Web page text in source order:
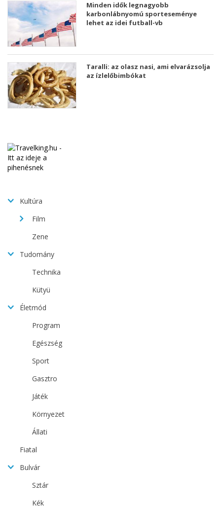
Minden idők legnagyobb
karbonlábnyomú sporteseménye
lehet az idei futball-vb
Taralli: az olasz nasi, ami elvarázsolja
az ízlelőbimbókat
Kultúra
Film
Zene
Tudomány
Technika
Kütyü
Életmód
Program
Egészség
Sport
Gasztro
Játék
Környezet
Állati
Fiatal
Bulvár
Sztár
Kék